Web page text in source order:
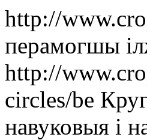
http://
перамогшы
http://
circles/be
навуковыя і